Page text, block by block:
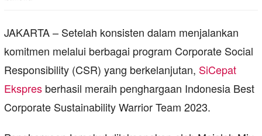
JAKARTA – Setelah konsisten dalam menjalankan
komitmen melalui berbagai program Corporate Social
Responsibility (CSR) yang berkelanjutan, SiCepat
Ekspres berhasil meraih penghargaan Indonesia Best
Corporate Sustainability Warrior Team 2023.